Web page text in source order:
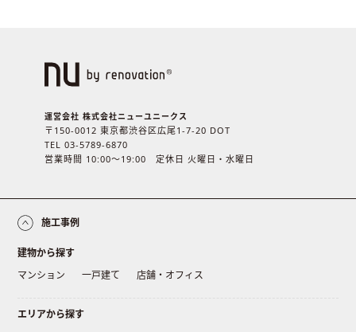
運営会社 株式会社ニューユニークス
〒150-0012 東京都渋谷区広尾1-7-20 DOT
TEL 03-5789-6870
営業時間 10:00〜19:00 定休日 火曜日・水曜日
施工事例
建物から探す
マンション
一戸建て 店舗・オフィス
エリアから探す